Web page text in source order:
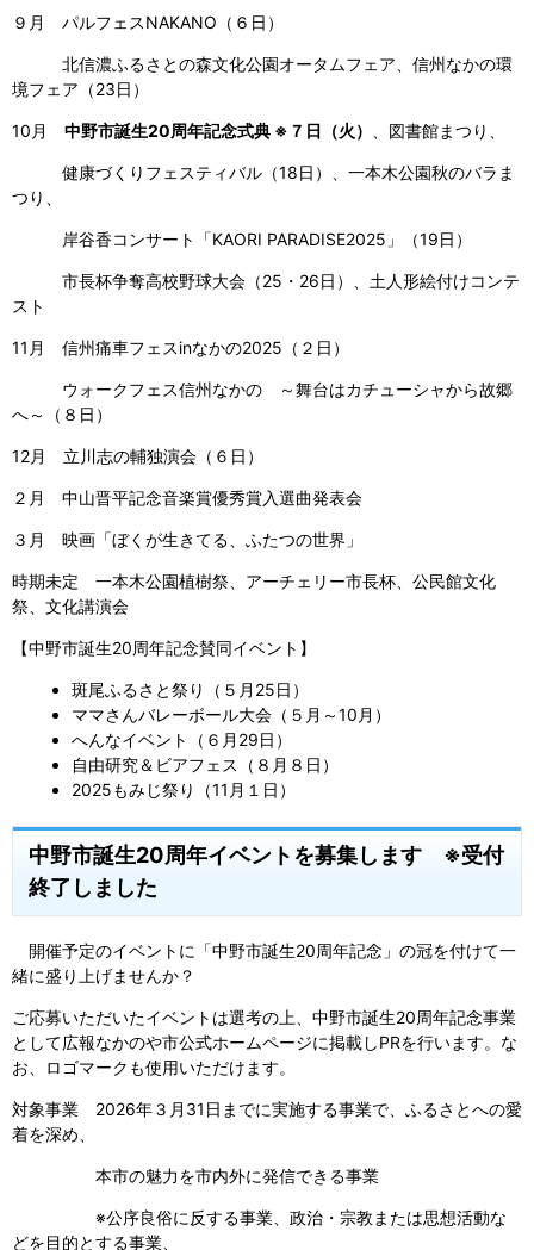
９月 パルフェスNAKANO（６日）
北信濃ふるさとの森文化公園オータムフェア、信州なかの環
境フェア（23日）
10月 中野市誕生20周年記念式典 ※７日（火） 、図書館まつり、
健康づくりフェスティバル（18日）、一本木公園秋のバラま
つり、
岸谷香コンサート「KAORI PARADISE2025」（19日）
市長杯争奪高校野球大会（25・26日）、土人形絵付けコンテ
スト
11月 信州痛車フェスinなかの2025（２日）
ウォークフェス信州なかの ～舞台はカチューシャから故郷
へ～（８日）
12月 立川志の輔独演会（６日）
２月 中山晋平記念音楽賞優秀賞入選曲発表会
３月 映画「ぼくが生きてる、ふたつの世界」
時期未定 一本木公園植樹祭、アーチェリー市長杯、公民館文化
祭、文化講演会
【中野市誕生20周年記念賛同イベント】
斑尾ふるさと祭り（５月25日）
ママさんバレーボール大会（５月～10月）
へんなイベント（６月29日）
自由研究＆ビアフェス（８月８日）
2025もみじ祭り（11月１日）
中野市誕生20周年イベントを募集します ※受付
終了しました
開催予定のイベントに「中野市誕生20周年記念」の冠を付けて一
緒に盛り上げませんか？
ご応募いただいたイベントは選考の上、中野市誕生20周年記念事業
として広報なかのや市公式ホームページに掲載しPRを行います。な
お、ロゴマークも使用いただけます。
対象事業 2026年３月31日までに実施する事業で、ふるさとへの愛
着を深め、
本市の魅力を市内外に発信できる事業
※公序良俗に反する事業、政治・宗教または思想活動な
どを目的とする事業、